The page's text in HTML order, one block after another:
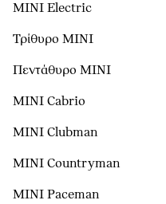
MINI Electric
Τρίθυρο MINI
Πεντάθυρο MINI
MINI Cabrio
MINI Clubman
MINI Countryman
MINI Paceman